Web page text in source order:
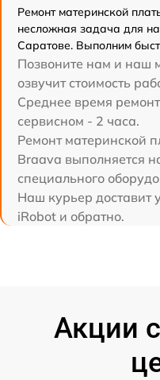
Ремонт материнской
несложная задача для
Саратове. Выполним
Позвоните нам и наш
озвучит стоимость
Среднее время
сервисном - 2 часа.
Ремонт материнской
Braava выполняется
специального
Наш курьер доставит
iRobot и обратно.
Акции